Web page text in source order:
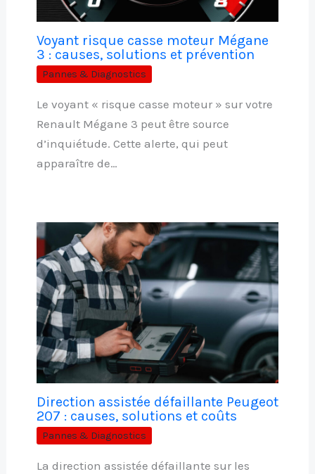
Voyant risque casse moteur Mégane
3 : causes, solutions et prévention
Pannes & Diagnostics
Le voyant « risque casse moteur » sur votre
Renault Mégane 3 peut être source
d’inquiétude. Cette alerte, qui peut
apparaître de…
Direction assistée défaillante Peugeot
207 : causes, solutions et coûts
Pannes & Diagnostics
La direction assistée défaillante sur les